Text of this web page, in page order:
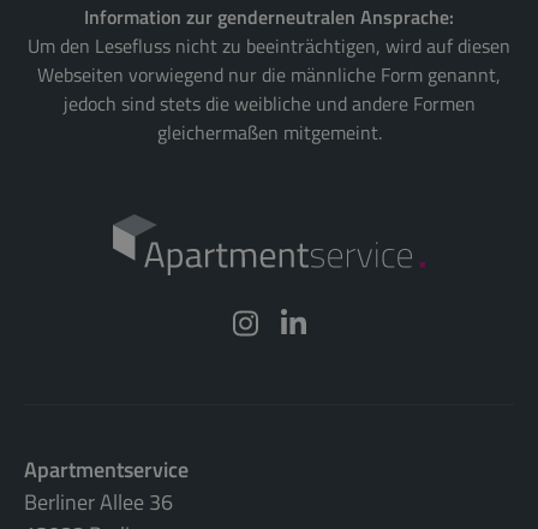
Information zur genderneutralen Ansprache:
Um den Lesefluss nicht zu beeinträchtigen, wird auf diesen
Webseiten vorwiegend nur die männliche Form genannt,
jedoch sind stets die weibliche und andere Formen
gleichermaßen mitgemeint.
Apartmentservice
Berliner Allee 36